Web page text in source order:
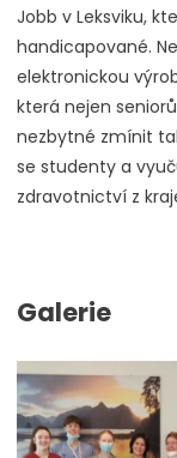
Jobb v Leksviku,
handicapované.
elektronickou
která nejen
nezbytné zmínit
se studenty a
zdravotnictví z
Galerie